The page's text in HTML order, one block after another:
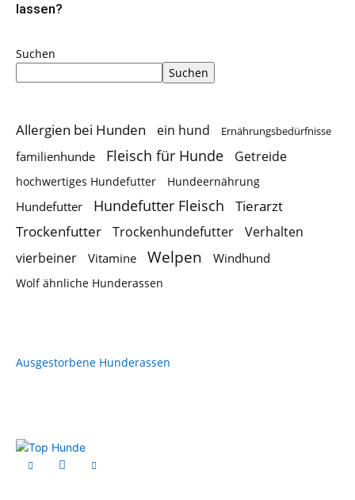
lassen?
Suchen
Suchen
Allergien bei Hunden ein hund Ernährungsbedürfnisse
familienhunde Fleisch für Hunde Getreide
hochwertiges Hundefutter Hundeernährung
Hundefutter Hundefutter Fleisch
Tierarzt
Trockenfutter
Trockenhundefutter
Verhalten
vierbeiner
Vitamine Welpen Windhund
Wolf ähnliche Hunderassen
Ausgestorbene Hunderassen